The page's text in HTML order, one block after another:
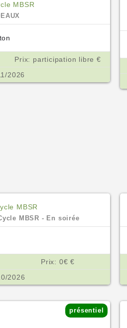
MBSR
Prix: participation libre €
2026
MBSR
MBSR - En soirée
Prix: 0€ €
2026
présentiel